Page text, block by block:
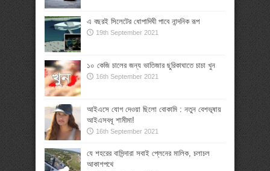
এ বছরই সিলেটের ধোপাদিঘী পাবে নান্দনিক রূপ
19th September 2021
১০ কেজি চালের জন্য ভাতিজার ছুরিকাঘাতে চাচা খুন
16th September 2021
আইএসে যোগ দেওয়া ছিলো বোকামি : নতুন বেশভূষায়
আইএসবধূ শামীমা!
16th September 2021
যে শহরের বাসিন্দারা সবাই প্লেনের মালিক, চলাচল
আকাশপথে